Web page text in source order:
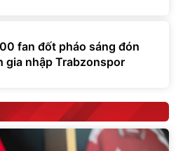
fan đốt pháo sáng đón
gia nhập Trabzonspor